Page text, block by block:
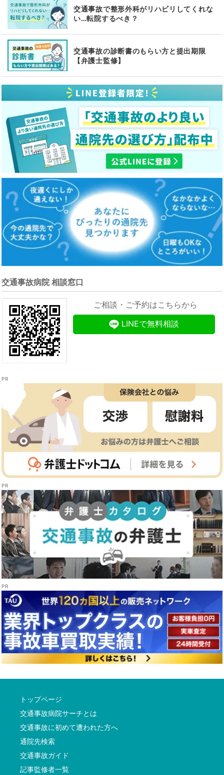
交通事故で整形外科がリハビリしてくれな
い…転院するべき？
交通事故の診断書のもらい方と提出期限
【弁護士監修】
交通事故病院 相談窓口
ご相談・ご予約はこちらから
LINEで無料相談
トップページ
交通事故病院サーチとは
交通事故に初めて遭われた方へ
通院先検索
交通事故ガイド
記事監修者一覧